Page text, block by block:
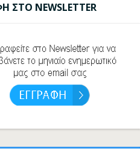
ΣΤΟ NEWSLETTER